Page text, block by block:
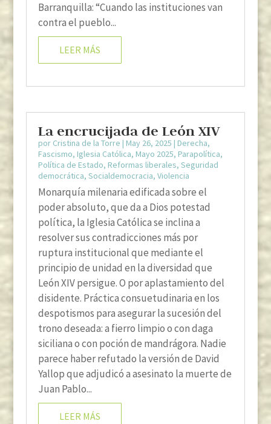
Barranquilla: “Cuando las instituciones van
contra el pueblo...
LEER MÁS
La encrucijada de León XIV
por Cristina de la Torre | May 26, 2025 | Derecha,
Fascismo, Iglesia Católica, Mayo 2025, Parapolítica,
Política de Estado, Reformas liberales, Seguridad
democrática, Socialdemocracia, Violencia
Monarquía milenaria edificada sobre el
poder absoluto, que da a Dios potestad
política, la Iglesia Católica se inclina a
resolver sus contradicciones más por
ruptura institucional que mediante el
principio de unidad en la diversidad que
León XIV persigue. O por aplastamiento del
disidente. Práctica consuetudinaria en los
despotismos para asegurar la sucesión del
trono deseada: a fierro limpio o con daga
siciliana o con poción de mandrágora. Nadie
parece haber refutado la versión de David
Yallop que adjudicó a asesinato la muerte de
Juan Pablo...
LEER MÁS